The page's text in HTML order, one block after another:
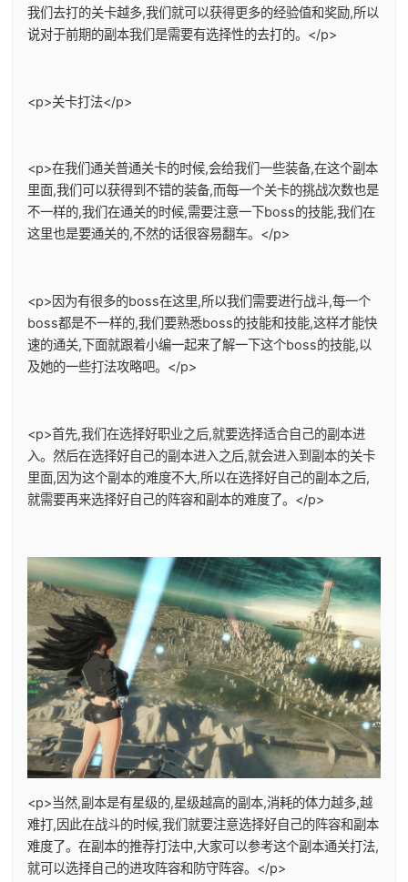
我们去打的关卡越多,我们就可以获得更多的经验值和奖励,所以
说对于前期的副本我们是需要有选择性的去打的。</p>
<p>关卡打法</p>
<p>在我们通关普通关卡的时候,会给我们一些装备,在这个副本
里面,我们可以获得到不错的装备,而每一个关卡的挑战次数也是
不一样的,我们在通关的时候,需要注意一下boss的技能,我们在
这里也是要通关的,不然的话很容易翻车。</p>
<p>因为有很多的boss在这里,所以我们需要进行战斗,每一个
boss都是不一样的,我们要熟悉boss的技能和技能,这样才能快
速的通关,下面就跟着小编一起来了解一下这个boss的技能,以
及她的一些打法攻略吧。</p>
<p>首先,我们在选择好职业之后,就要选择适合自己的副本进
入。然后在选择好自己的副本进入之后,就会进入到副本的关卡
里面,因为这个副本的难度不大,所以在选择好自己的副本之后,
就需要再来选择好自己的阵容和副本的难度了。</p>
<p>当然,副本是有星级的,星级越高的副本,消耗的体力越多,越
难打,因此在战斗的时候,我们就要注意选择好自己的阵容和副本
难度了。在副本的推荐打法中,大家可以参考这个副本通关打法,
就可以选择自己的进攻阵容和防守阵容。</p>